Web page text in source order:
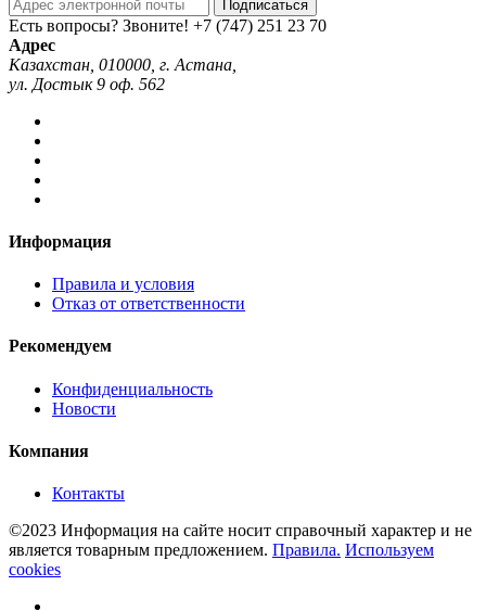
Подписаться
Есть вопросы? Звоните! +7 (747) 251 23 70
Адрес
Казахстан, 010000, г. Астана,
ул. Достык 9 оф. 562
Информация
Правила и условия
Отказ от ответственности
Рекомендуем
Конфиденциальность
Новости
Компания
Контакты
©2023 Информация на сайте носит справочный характер и не
является товарным предложением. Правила. Используем
cookies